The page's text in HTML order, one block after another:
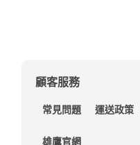
顧客服務
常見問題 運送政策
雄鷹官網